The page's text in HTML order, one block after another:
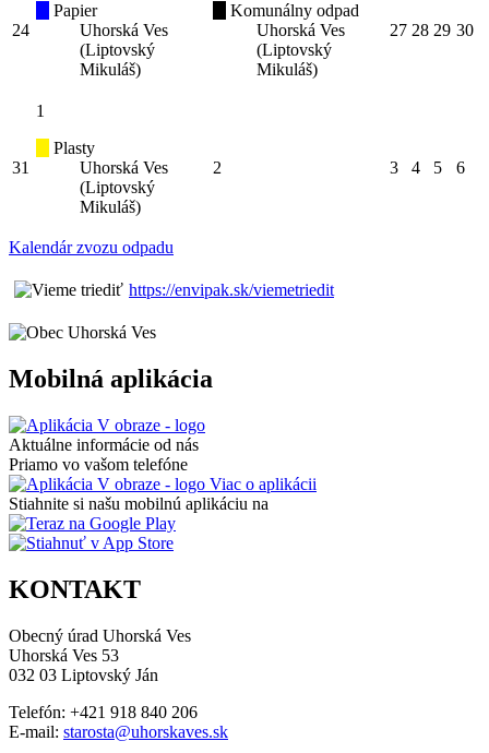
24
Papier
Uhorská Ves
(Liptovský
Mikuláš)
Komunálny odpad
Uhorská Ves
(Liptovský
Mikuláš)
27 28 29 30
31
1
Plasty
Uhorská Ves
(Liptovský
Mikuláš)
2 3 4 5 6
Kalendár zvozu odpadu
https://envipak.sk/viemetriedit
Mobilná aplikácia
Aktuálne informácie od nás
Priamo vo vašom telefóne
Viac o aplikácii
Stiahnite si našu mobilnú aplikáciu na
KONTAKT
Obecný úrad Uhorská Ves
Uhorská Ves 53
032 03 Liptovský Ján
Telefón: +421 918 840 206
E-mail: starosta@uhorskaves.sk